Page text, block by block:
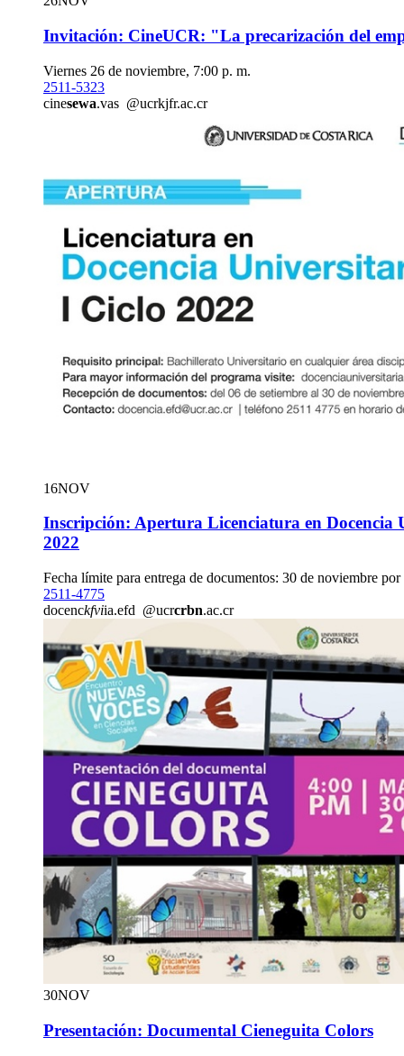
Invitación: CineUCR: "La precarización del
Viernes 26 de noviembre, 7:00 p. m.
2511-5323
cinesewa.vas @ucrkjfr.ac.cr
16NOV
Inscripción: Apertura Licenciatura en Docencia
2022
Fecha límite para entrega de documentos: 30 de noviembre
2511-4775
docenckfviia.efd @ucrcrbn.ac.cr
30NOV
Presentación: Documental Cieneguita Colors